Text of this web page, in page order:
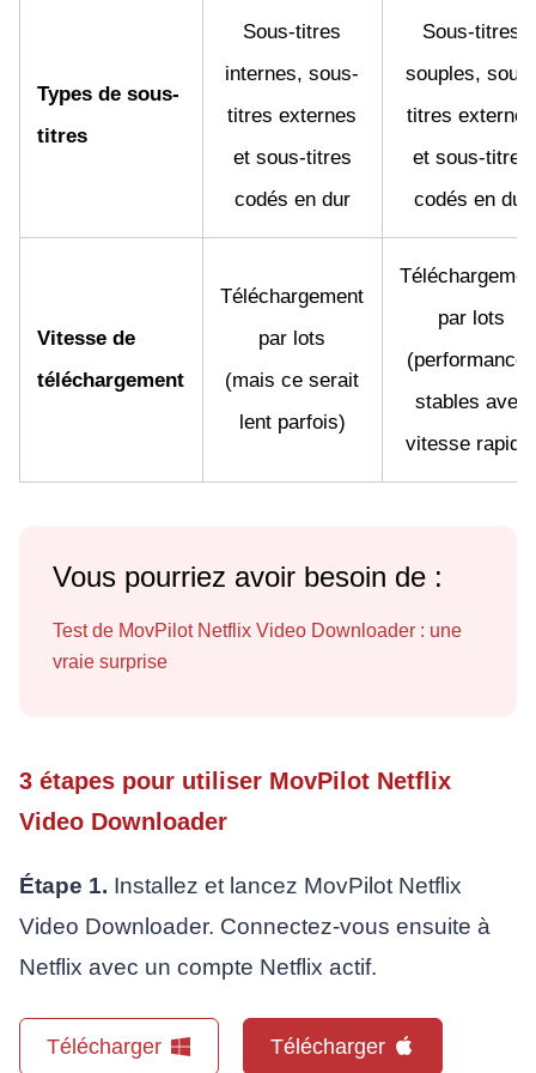
Types de sous-
titres
Sous-titres
internes, sous-
titres externes
et sous-titres
codés en dur
Sous-titres
souples,
titres externes
et sous-titres
codés en dur
Vitesse de
téléchargement
Téléchargement
par lots
(mais ce serait
lent parfois)
par lots
(performances
stables avec
vitesse
Vous pourriez avoir besoin de :
Test de MovPilot Netflix Video Downloader : une
vraie surprise
3 étapes pour utiliser MovPilot Netflix
Video Downloader
Étape 1. Installez et lancez MovPilot Netflix
Video Downloader. Connectez-vous ensuite à
Netflix avec un compte Netflix actif.
Télécharger Télécharger